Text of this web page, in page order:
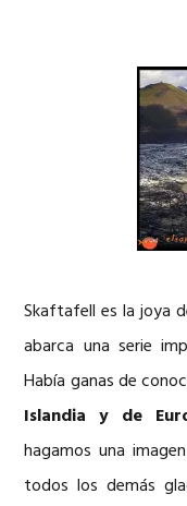
Skaftafell es la joya
abarca una serie
Había ganas de
Islandia y de
hagamos una
todos los demás